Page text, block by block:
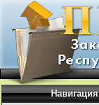
Навигация